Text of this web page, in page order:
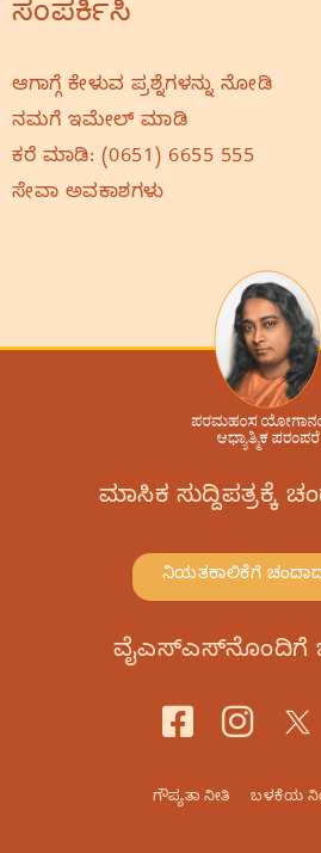
ಸಂಪರ್ಕಿಸಿ
ಆಗಾಗ್ಗೆ ಕೇಳುವ ಪ್ರಶ್ನೆಗಳನ್ನು ನೋಡಿ
ನಮಗೆ ಇಮೇಲ್‌ ಮಾಡಿ
ಕರೆ ಮಾಡಿ: (0651) 6655 555
ಸೇವಾ ಅವಕಾಶಗಳು
ಮಾಸಿಕ ಸುದ್ದಿಪತ್ರಕ್ಕೆ
ನಿಯತಕಾಲಿಕೆಗೆ
ವೈಎಸ್‌ಎಸ್‌ನೊಂದಿಗೆ
ಗೌಪ್ಯತಾ ನೀತಿ ಬಳಕೆಯ